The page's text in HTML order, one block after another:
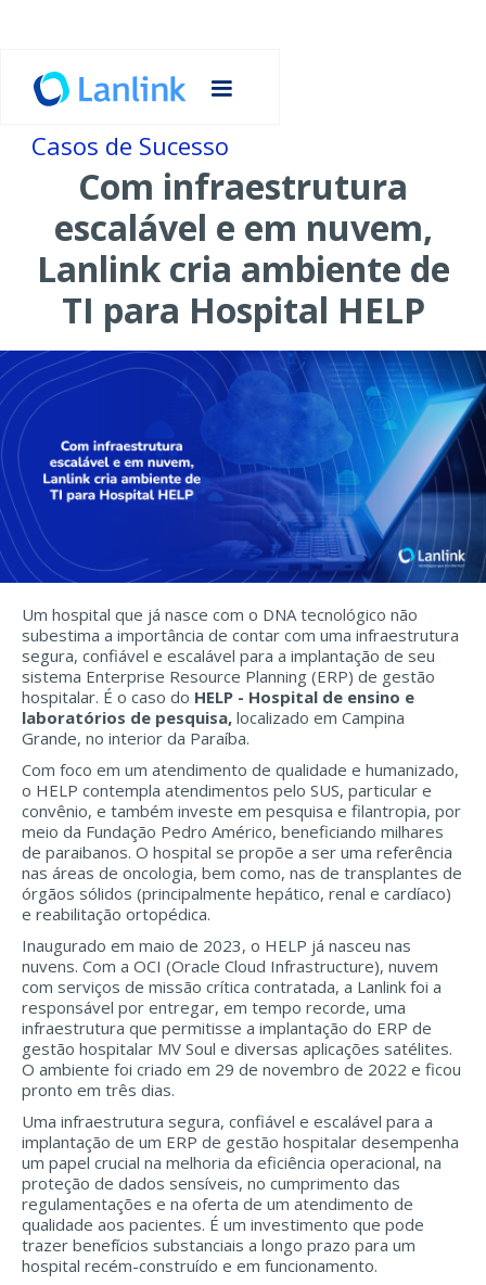
Casos de Sucesso
Com infraestrutura
escalável e em nuvem,
Lanlink cria ambiente de
TI para Hospital HELP
Um hospital que já nasce com o DNA tecnológico não
subestima a importância de contar com uma infraestrutura
segura, confiável e escalável para a implantação de seu
sistema Enterprise Resource Planning (ERP) de gestão
hospitalar. É o caso do HELP - Hospital de ensino e
laboratórios de pesquisa, localizado em Campina
Grande, no interior da Paraíba.
Com foco em um atendimento de qualidade e humanizado,
o HELP contempla atendimentos pelo SUS, particular e
convênio, e também investe em pesquisa e filantropia, por
meio da Fundação Pedro Américo, beneficiando milhares
de paraibanos. O hospital se propõe a ser uma referência
nas áreas de oncologia, bem como, nas de transplantes de
órgãos sólidos (principalmente hepático, renal e cardíaco)
e reabilitação ortopédica.
Inaugurado em maio de 2023, o HELP já nasceu nas
nuvens. Com a OCI (Oracle Cloud Infrastructure), nuvem
com serviços de missão crítica contratada, a Lanlink foi a
responsável por entregar, em tempo recorde, uma
infraestrutura que permitisse a implantação do ERP de
gestão hospitalar MV Soul e diversas aplicações satélites.
O ambiente foi criado em 29 de novembro de 2022 e ficou
pronto em três dias.
Uma infraestrutura segura, confiável e escalável para a
implantação de um ERP de gestão hospitalar desempenha
um papel crucial na melhoria da eficiência operacional, na
proteção de dados sensíveis, no cumprimento das
regulamentações e na oferta de um atendimento de
qualidade aos pacientes. É um investimento que pode
trazer benefícios substanciais a longo prazo para um
hospital recém-construído e em funcionamento.